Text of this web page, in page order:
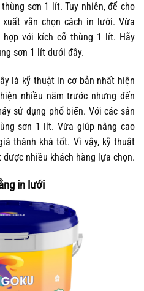
sơn 1 lít. Tuy nhiên, để cho
vẫn chọn cách in lưới. Vừa
hợp với kích cỡ thùng 1 lít. Hãy
sơn 1 lít dưới đây.
là kỹ thuật in cơ bản nhất hiện
nhiều năm trước nhưng đến
sử dụng phổ biến. Với các sản
sơn 1 lít. Vừa giúp nâng cao
thành khá tốt. Vì vậy, kỹ thuật
nhiều khách hàng lựa chọn.
in lưới